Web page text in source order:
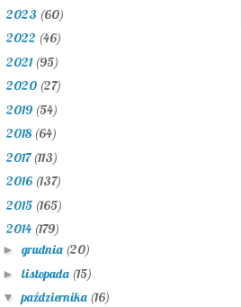
2023 (60)
2022 (46)
2021 (95)
2020 (27)
2019 (54)
2018 (64)
2017(113)
2016 (137)
2015 (165)
2014 (179)
► grudnia (20)
► listopada (15)
▼października (16)